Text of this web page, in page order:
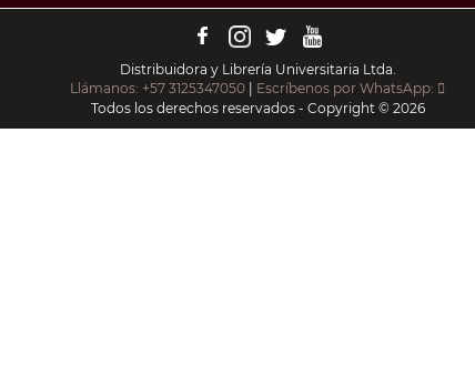
Distribuidora y Librería Universitaria Ltda.
Llámanos: +57 3125347050
Escríbenos por WhatsApp:
Todos los derechos reservados - Copyright © 2026